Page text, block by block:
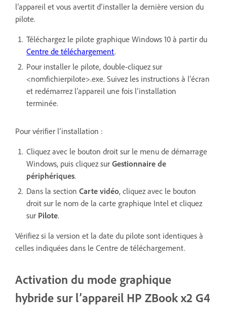
l’appareil et vous avertit d’installer la dernière version du
pilote.
Téléchargez le pilote graphique Windows 10 à partir du
Centre de téléchargement.
Pour installer le pilote, double-cliquez sur
<nomfichierpilote>.exe. Suivez les instructions à l’écran
et redémarrez l’appareil une fois l’installation
terminée.
Pour vérifier l’installation :
Cliquez avec le bouton droit sur le menu de démarrage
Windows, puis cliquez sur Gestionnaire de
périphériques.
Dans la section Carte vidéo, cliquez avec le bouton
droit sur le nom de la carte graphique Intel et cliquez
sur Pilote.
Vérifiez si la version et la date du pilote sont identiques à
celles indiquées dans le Centre de téléchargement.
Activation du mode graphique
hybride sur l’appareil HP ZBook x2 G4